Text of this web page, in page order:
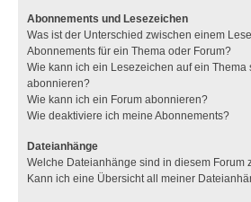
Abonnements und Lesezeichen
Was ist der Unterschied zwischen einem
Abonnements für ein Thema oder Forum?
Wie kann ich ein Lesezeichen auf ein Thema
abonnieren?
Wie kann ich ein Forum abonnieren?
Wie deaktiviere ich meine Abonnements?
Dateianhänge
Welche Dateianhänge sind in diesem Forum
Kann ich eine Übersicht all meiner